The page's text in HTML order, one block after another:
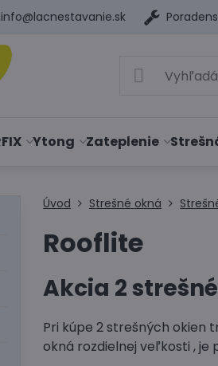
info@lacnestavanie.sk
Ytong Zateplenie
Úvod Strešné okná
Rooflite
Akcia 2
Pri kúpe 2 strešných okien
okná rozdielnej veľkosti ,